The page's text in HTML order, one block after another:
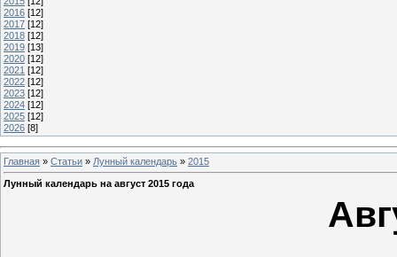
2016 [12]
2017 [12]
2018 [12]
2019 [13]
2020 [12]
2021 [12]
2022 [12]
2023 [12]
2024 [12]
2025 [12]
2026 [8]
Главная » Статьи » Лунный календарь » 2015
Лунный календарь на август 2015 года